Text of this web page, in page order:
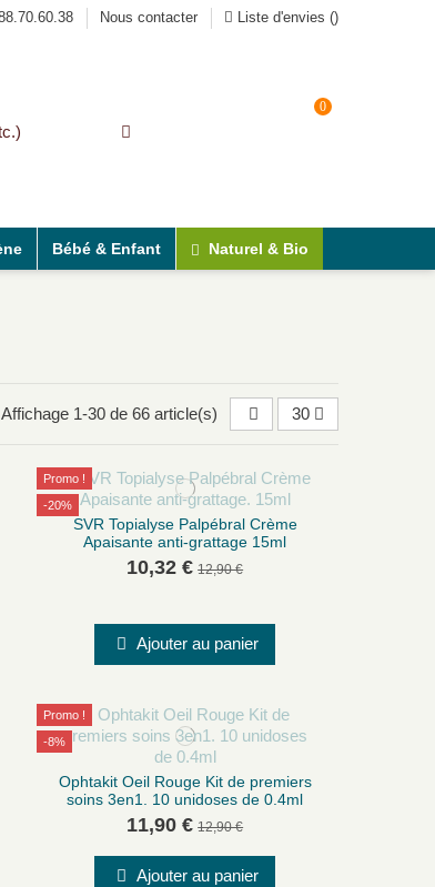
Nous contacter Liste d'envies ()
0
Bébé & Enfant Naturel & Bio
Affichage 1-30 de 66 article(s) 30
Promo !
-20%
SVR Topialyse Palpébral Crème
Apaisante anti-grattage 15ml
10,32 € 12,90 €
Ajouter au panier
Promo !
-8%
Ophtakit Oeil Rouge Kit de premiers
soins 3en1. 10 unidoses de 0.4ml
11,90 € 12,90 €
Ajouter au panier